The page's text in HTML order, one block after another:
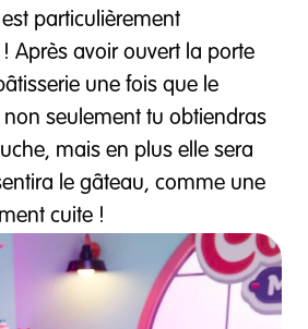
particulièrement
Après avoir ouvert la porte
une fois que le
seulement tu obtiendras
mais en plus elle sera
le gâteau, comme une
cuite !